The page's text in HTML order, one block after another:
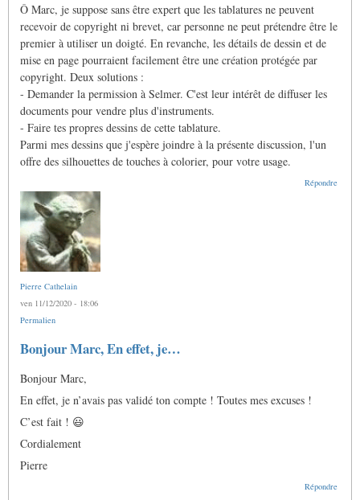
Ô Marc, je suppose sans être expert que les tablatures ne peuvent
recevoir de copyright ni brevet, car personne ne peut prétendre être le
premier à utiliser un doigté. En revanche, les détails de dessin et de
mise en page pourraient facilement être une création protégée par
copyright. Deux solutions :
- Demander la permission à Selmer. C'est leur intérêt de diffuser les
documents pour vendre plus d'instruments.
- Faire tes propres dessins de cette tablature.
Parmi mes dessins que j'espère joindre à la présente discussion, l'un
offre des silhouettes de touches à colorier, pour votre usage.
Répondre
Pierre Cathelain
ven 11/12/2020 - 18:06
Permalien
En
réponse
Ô
j'aimerais
me…
par
Anonyme
(non
Bonjour Marc, En effet, je…
Bonjour Marc,
En effet, je n’avais pas validé ton compte ! Toutes mes excuses !
C’est fait ! 😃
Cordialement
Pierre
Répondre